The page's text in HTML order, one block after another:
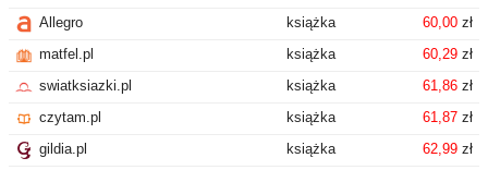
Allegro
książka 60,00 zł
matfel.pl
książka 60,29 zł
swiatksiazki.pl
książka 61,86 zł
czytam.pl
książka 61,87 zł
gildia.pl
książka 62,99 zł